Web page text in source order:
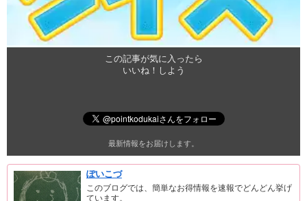
この記事が気に入ったら
いいね！しよう
最新情報をお届けします。
ぽいこづ
このブログでは、簡単なお得情報を速報でどんどん挙げ
ています。